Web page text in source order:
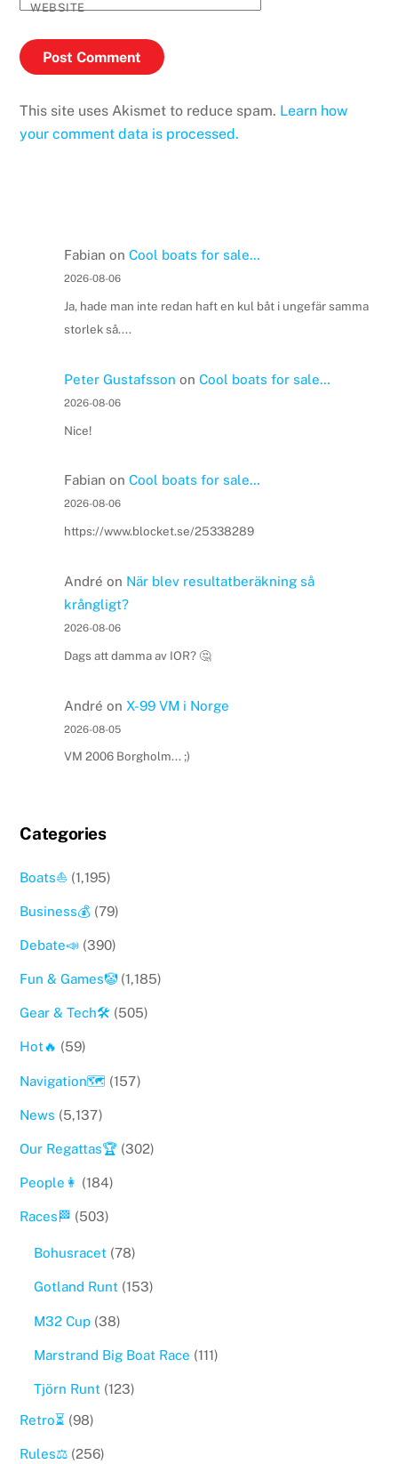
WEBSITE
This site uses Akismet to reduce spam. Learn how
your comment data is processed.
Fabian on Cool boats for sale…
2026-08-06
Ja, hade man inte redan haft en kul båt i ungefär samma
storlek så....
Peter Gustafsson on Cool boats for sale…
2026-08-06
Nice!
Fabian on Cool boats for sale…
2026-08-06
https://www.blocket.se/25338289
André on När blev resultatberäkning så
krångligt?
2026-08-06
Dags att damma av IOR? 🤔
André on X-99 VM i Norge
2026-08-05
VM 2006 Borgholm... ;)
Categories
Boats⛵️ (1,195)
Business💰 (79)
Debate📣 (390)
Fun & Games🤡(1,185)
Gear & Tech🛠 (505)
Hot🔥 (59)
Navigation🗺 (157)
News (5,137)
Our Regattas🏆 (302)
People👩 (184)
Races🏁 (503)
Bohusracet(78)
Gotland Runt(153)
M32 Cup(38)
Marstrand Big Boat Race (111)
Tjörn Runt(123)
Retro⏳ (98)
Rules⚖️ (256)